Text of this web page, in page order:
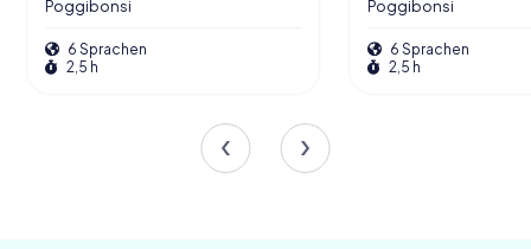
Schnitzeljagd von myCityHunt! Löst
erkundet Poggibonsi auf spannende und
Touren
Poggibonsi
6 Sprachen
2,5 h
Poggibonsi
6 Sprachen
2,5 h